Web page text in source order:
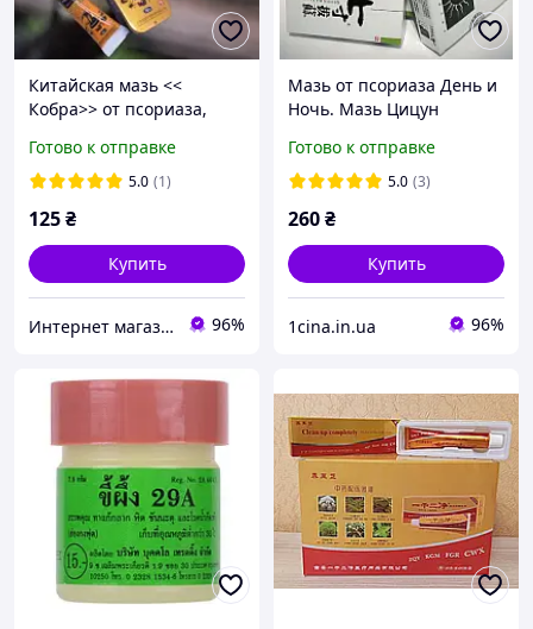
Китайская мазь <<
Кобра>> от псориаза,
грибка кожи.
Готово к отправке
5.0 (1)
125₴
Купить
Интернет магазин ФЕЕРИЯ 96%
Мазь от псориаза День и
Ночь. Мазь Цицун
псориаза, экземы.
Упаковка 2 шт.
Готово к отправке
5.0 (3)
260₴
Купить
1cina.in.ua 96%